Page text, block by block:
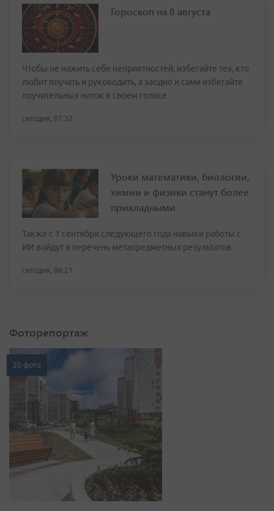
Гороскоп на 8 августа
Чтобы не нажить себе неприятностей, избегайте тех, кто
любит поучать и руководить, а заодно и сами избегайте
поучительных ноток в своем голосе
сегодня, 07:32
Уроки математики, биологии,
химии и физики станут более
прикладными
Также с 1 сентября следующего года навыки работы с
ИИ войдут в перечень метапредметных результатов
сегодня, 06:21
Фоторепортаж
20 фото